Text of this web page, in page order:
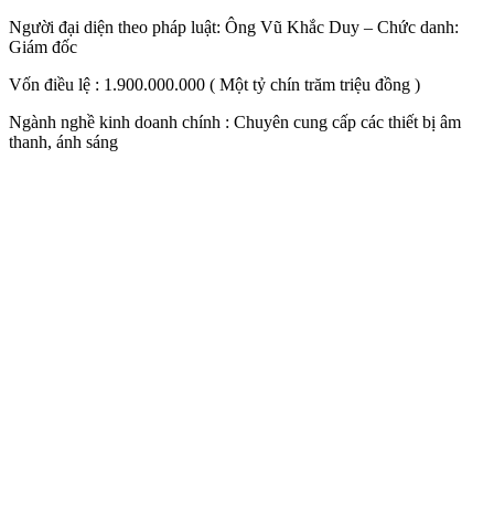
Người đại diện theo pháp luật: Ông Vũ Khắc Duy – Chức danh:
Giám đốc
Vốn điều lệ : 1.900.000.000 ( Một tỷ chín trăm triệu đồng )
Ngành nghề kinh doanh chính : Chuyên cung cấp các thiết bị âm
thanh, ánh sáng